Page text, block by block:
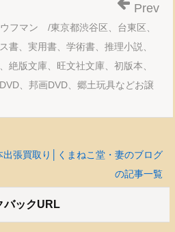
フマン /東京都渋谷区、台東区、
書、実用書、学術書、推理小説、
絶版文庫、旺文社文庫、初版本、
、邦画DVD、郷土玩具などお譲
Prev
張買取り│くまねこ堂・妻のブログ
の記事一覧
バックURL